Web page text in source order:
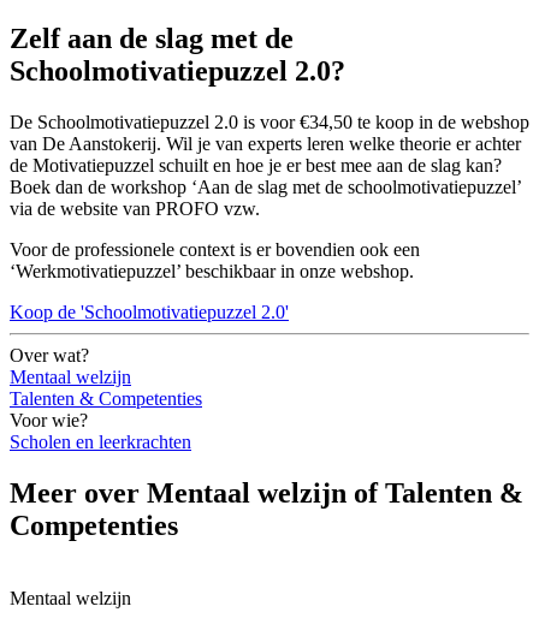
Zelf aan de slag met de
Schoolmotivatiepuzzel 2.0?
De Schoolmotivatiepuzzel 2.0 is voor €34,50 te koop in de webshop
van De Aanstokerij. Wil je van experts leren welke theorie er achter
de Motivatiepuzzel schuilt en hoe je er best mee aan de slag kan?
Boek dan de workshop ‘Aan de slag met de schoolmotivatiepuzzel’
via de website van PROFO vzw.
Voor de professionele context is er bovendien ook een
‘Werkmotivatiepuzzel’ beschikbaar in onze webshop.
Koop de 'Schoolmotivatiepuzzel 2.0'
Over wat?
Mentaal welzijn
Talenten & Competenties
Voor wie?
Scholen en leerkrachten
Meer over Mentaal welzijn of Talenten &
Competenties
Mentaal welzijn